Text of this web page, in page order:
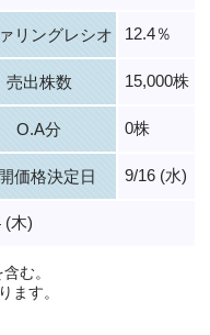
リングレシオ 12.4％
売出株数 15,000株
O.A分 0株
価格決定日 9/16 (水)
(木)
む。
ます。